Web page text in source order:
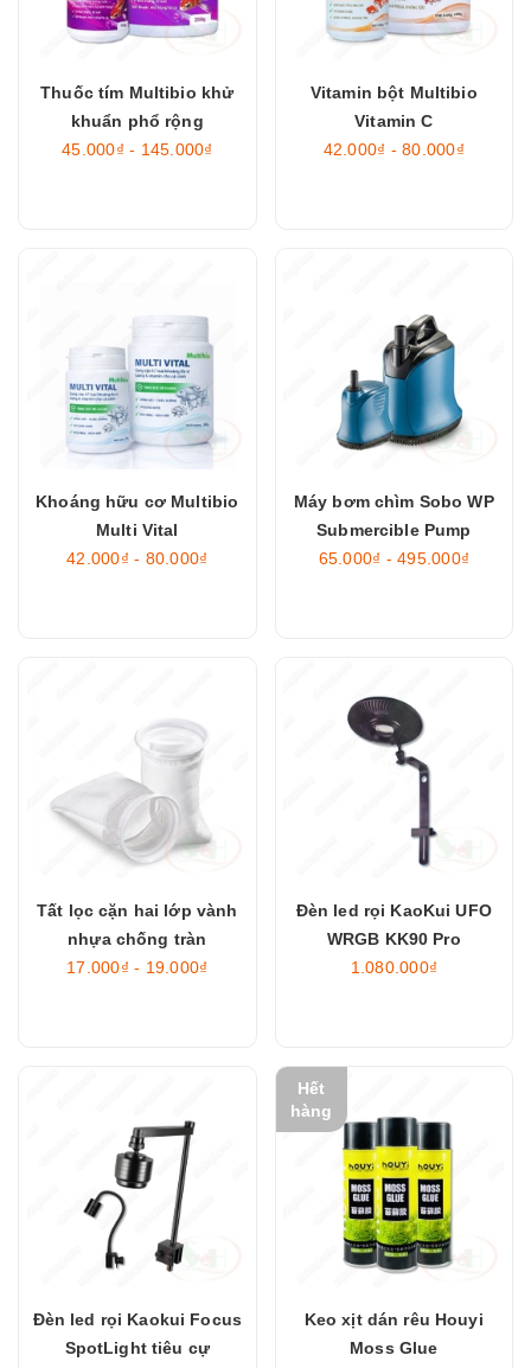
Thuốc tím Multibio khử
khuẩn phổ rộng
45.000₫ - 145.000₫
Vitamin bột Multibio
Vitamin C
42.000₫ - 80.000₫
Khoáng hữu cơ Multibio
Multi Vital
42.000₫ - 80.000₫
Máy bơm chìm Sobo WP
Submercible Pump
65.000₫ - 495.000₫
Tất lọc cặn hai lớp vành
nhựa chống tràn
17.000₫ - 19.000₫
Đèn led rọi KaoKui UFO
WRGB KK90 Pro
1.080.000₫
Đèn led rọi Kaokui Focus
SpotLight tiêu cự
Hết
hàng
Keo xịt dán rêu Houyi
Moss Glue